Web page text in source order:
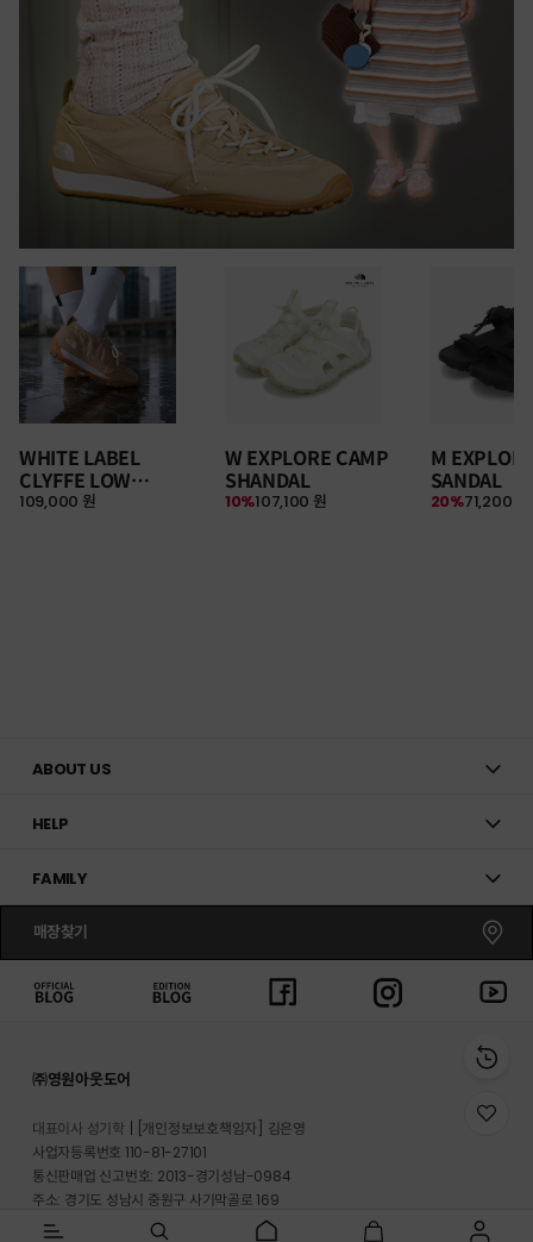
WHITE LABEL
CLYFFE LOW
SNEAKERS
109,000 원
W EXPLORE CAMP
SHANDAL
107,100 원
10%
M
SANDAL
71,200 원
20%
ABOUT US
HELP
FAMILY
매장찾기
㈜영원아웃도어
대표이사 성기학
[개인정보보호책임자] 김은영
사업자등록번호 110-81-27101
통신판매업 신고번호: 2013-경기성남-0984
주소: 경기도 성남시 중원구 사기막골로 169
반송지 주소 : 경기도 이천시 마장면 프리미엄 아울렛로 33-20
위
이